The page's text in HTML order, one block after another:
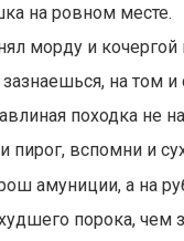
на ровном месте.
морду и кочергой
на том и
походка не
пирог, вспомни и
амуниции, а на
порока, чем